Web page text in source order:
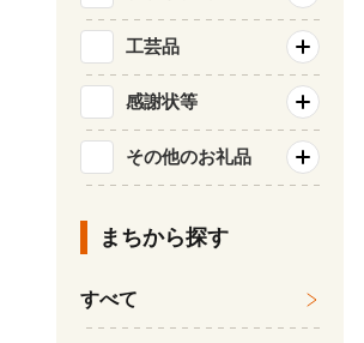
工芸品
感謝状等
その他のお礼品
まちから探す
すべて